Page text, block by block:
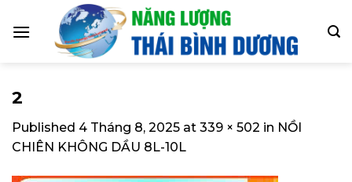
2
Published 4 Tháng 8, 2025 at 339 × 502 in NỒI
CHIÊN KHÔNG DẦU 8L-10L